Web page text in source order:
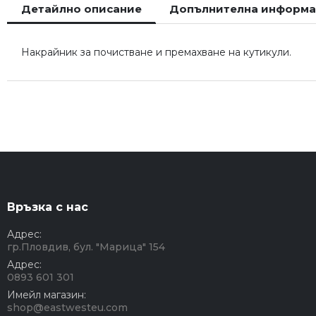
началото
на
със
Детайлно описание
Накрайник за почистване и премахване на кутикули.
Допълнителна
Връзка с нас
Адрес:
гр.Пловдив, бул. "Марица" 154
Адрес:
0893 601 301
Имейл магазин:
shop@eastwesteu.com